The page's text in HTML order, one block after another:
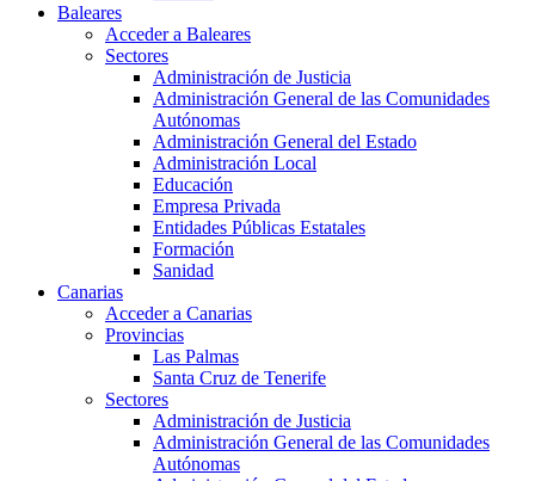
Baleares
Acceder a Baleares
Sectores
Administración de Justicia
Administración General de las Comunidades
Autónomas
Administración General del Estado
Administración Local
Educación
Empresa Privada
Entidades Públicas Estatales
Formación
Sanidad
Canarias
Acceder a Canarias
Provincias
Las Palmas
Santa Cruz de Tenerife
Sectores
Administración de Justicia
Administración General de las Comunidades
Autónomas